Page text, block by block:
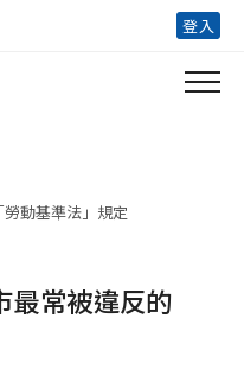
登入
動基準法」規定
最常被違反的